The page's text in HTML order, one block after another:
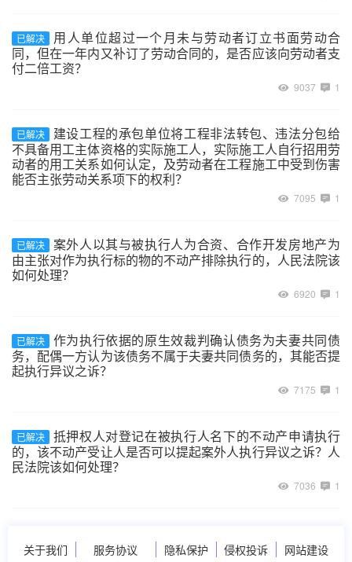
已解决
用人单位超过一个月未与劳动者订立书面劳动合
同，但在一年内又补订了劳动合同的，是否应该向劳动者支
付二倍工资？
9037 1
已解决
建设工程的承包单位将工程非法转包、违法分包给
不具备用工主体资格的实际施工人，实际施工人自行招用劳
动者的用工关系如何认定，及劳动者在工程施工中受到伤害
能否主张劳动关系项下的权利？
7095 1
已解决
案外人以其与被执行人为合资、合作开发房地产为
由主张对作为执行标的物的不动产排除执行的，人民法院该
如何处理？
6920 1
已解决
作为执行依据的原生效裁判确认债务为夫妻共同债
务，配偶一方认为该债务不属于夫妻共同债务的，其能否提
起执行异议之诉？
7175 1
已解决
抵押权人对登记在被执行人名下的不动产申请执行
的，该不动产受让人是否可以提起案外人执行异议之诉？人
民法院该如何处理？
7036 1
关于我们 服务协议 隐私保护 侵权投诉 网站建设